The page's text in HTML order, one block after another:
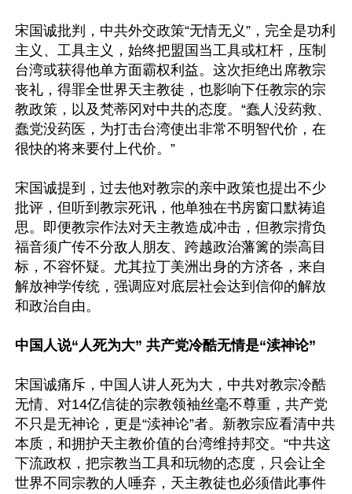
宋国诚批判，中共外交政策“无情无义”，完全是功利
主义、工具主义，始终把盟国当工具或杠杆，压制
台湾或获得他单方面霸权利益。这次拒绝出席教宗
丧礼，得罪全世界天主教徒，也影响下任教宗的宗
教政策，以及梵蒂冈对中共的态度。“蠢人没药救、
蠢党没药医，为打击台湾使出非常不明智代价，在
很快的将来要付上代价。”
宋国诚提到，过去他对教宗的亲中政策也提出不少
批评，但听到教宗死讯，他单独在书房窗口默祷追
思。即便教宗作法对天主教造成冲击，但教宗揹负
福音须广传不分敌人朋友、跨越政治藩篱的崇高目
标，不容怀疑。尤其拉丁美洲出身的方济各，来自
解放神学传统，强调应对底层社会达到信仰的解放
和政治自由。
中国人说“人死为大” 共产党冷酷无情是“渎神论”
宋国诚痛斥，中国人讲人死为大，中共对教宗冷酷
无情、对14亿信徒的宗教领袖丝毫不尊重，共产党
不只是无神论，更是“渎神论”者。新教宗应看清中共
本质，和拥护天主教价值的台湾维持邦交。“中共这
下流政权，把宗教当工具和玩物的态度，只会让全
世界不同宗教的人唾弃，天主教徒也必须借此事件